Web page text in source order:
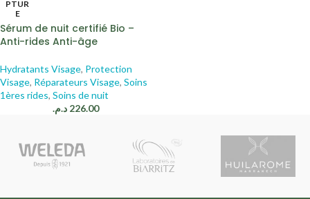
PTUR
E
Sérum de nuit certifié Bio –
Anti-rides Anti-âge
Hydratants Visage, Protection
Visage, Réparateurs Visage, Soins
1ères rides, Soins de nuit
226.00 د.م.